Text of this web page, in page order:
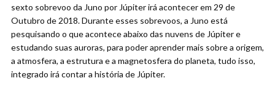
sexto sobrevoo da Juno por Júpiter irá acontecer em 29 de
Outubro de 2018. Durante esses sobrevoos, a Juno está
pesquisando o que acontece abaixo das nuvens de Júpiter e
estudando suas auroras, para poder aprender mais sobre a origem,
a atmosfera, a estrutura e a magnetosfera do planeta, tudo isso,
integrado irá contar a história de Júpiter.